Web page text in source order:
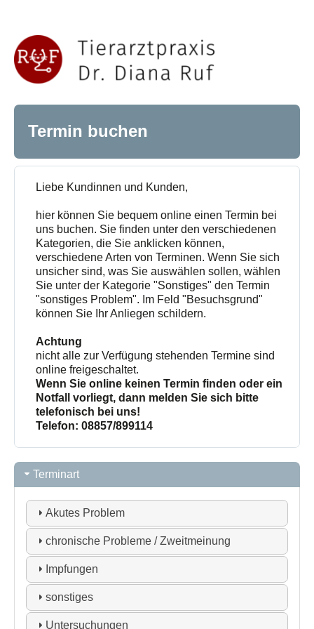
Termin buchen
Liebe Kundinnen und Kunden,
hier können Sie bequem online einen Termin bei
uns buchen. Sie finden unter den verschiedenen
Kategorien, die Sie anklicken können,
verschiedene Arten von Terminen. Wenn Sie sich
unsicher sind, was Sie auswählen sollen, wählen
Sie unter der Kategorie "Sonstiges" den Termin
"sonstiges Problem". Im Feld "Besuchsgrund"
können Sie Ihr Anliegen schildern.
Achtung
nicht alle zur Verfügung stehenden Termine sind
online freigeschaltet.
Wenn Sie online keinen Termin finden oder ein
Notfall vorliegt, dann melden Sie sich bitte
telefonisch bei uns!
Telefon: 08857/899114
Terminart
Akutes Problem
chronische Probleme / Zweitmeinung
Impfungen
sonstiges
Untersuchungen